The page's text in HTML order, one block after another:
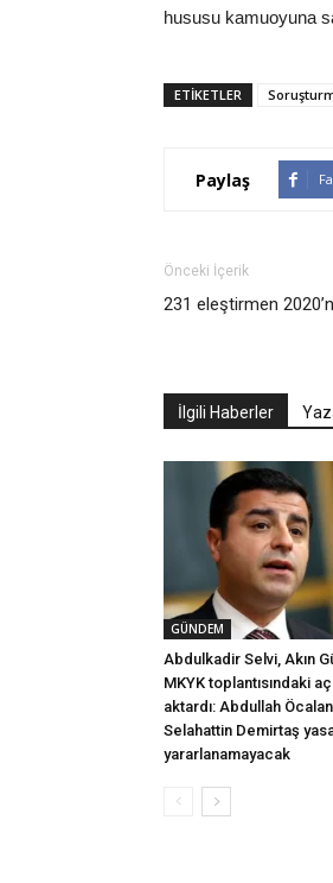
hususu kamuoyuna
ETIKETLER
Paylaş
Önceki İçerik
231 eleştirmen
İlgili Haberler
GÜNDEM
Abdulkadir Selvi, Akın
MKYK toplantısındaki
aktardı: Abdullah
Selahattin Demirtaş
yararlanamayacak